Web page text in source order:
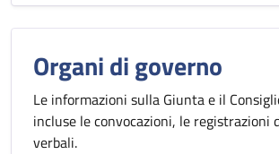
Organi di governo
Le informazioni sulla Giunta e il
incluse le convocazioni, le registrazioni
verbali.